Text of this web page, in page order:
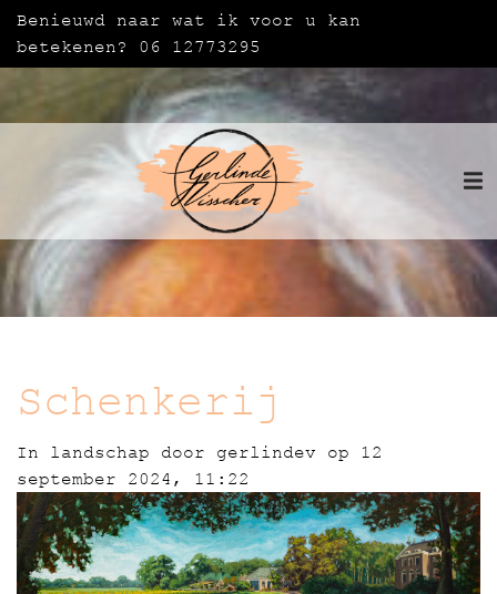
Benieuwd naar wat ik voor u kan
betekenen? 06 12773295
Schenkerij
In landschap door gerlindev op 12
september 2024, 11:22